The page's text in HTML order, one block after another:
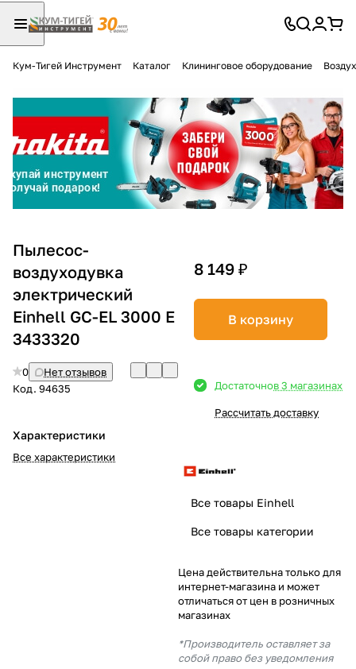
Кум-Тигей Инструмент Каталог Клининговое оборудование
Пылесос-
воздуходувка
электрический
Einhell GC-EL 3000 E
3433320
0
Нет отзывов
Код. 94635
Характеристики
Все характеристики
8 149 ₽
В корзину
Достаточнов 3 магазинах
Рассчитать доставку
Все товары Einhell
Все товары категории
Цена действительна только для
интернет-магазина и может
отличаться от цен в розничных
магазинах
*Производитель оставляет за
собой право без уведомления
Разбейте
оплатуна части
без переплат
График платежей
Сегодня
25
Добавляйте товары
Оплачивайте сегодня только
% картой любого банка
% будут
с вашей карты